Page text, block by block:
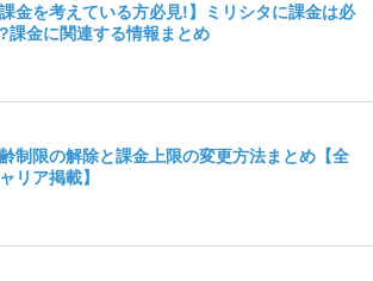
課金を考えている方必見!】ミリシタに課金は必
課金に関連する情報まとめ
制限の解除と課金上限の変更方法まとめ【全
リア掲載】